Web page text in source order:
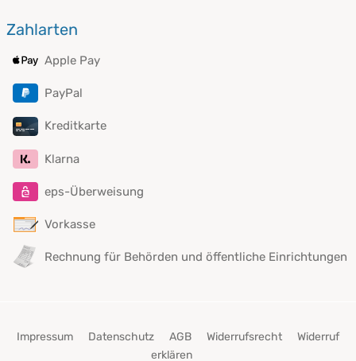
Zahlarten
Apple Pay
PayPal
Kreditkarte
Klarna
eps-Überweisung
Vorkasse
Rechnung für Behörden und öffentliche Einrichtungen
Impressum Datenschutz AGB Widerrufsrecht
Widerruf
erklären